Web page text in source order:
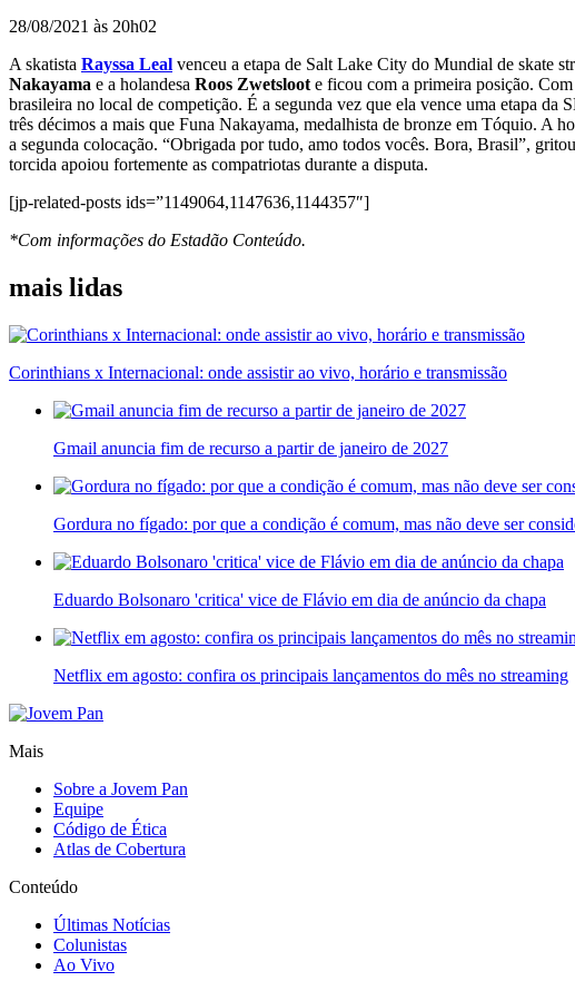
28/08/2021 às 20h02
A skatista Rayssa Leal venceu a etapa de Salt Lake City do Mundial de skate
Nakayama e a holandesa Roos Zwetsloot e ficou com a primeira posição.
brasileira no local de competição. É a segunda vez que ela vence uma etapa da
três décimos a mais que Funa Nakayama, medalhista de bronze em Tóquio. A
a segunda colocação. “Obrigada por tudo, amo todos vocês. Bora, Brasil”,
torcida apoiou fortemente as compatriotas durante a disputa.
[jp-related-posts ids=”1149064,1147636,1144357″]
*Com informações do Estadão Conteúdo.
mais lidas
Corinthians x Internacional: onde assistir ao vivo, horário e transmissão
Gmail anuncia fim de recurso a partir de janeiro de 2027
Gordura no fígado: por que a condição é comum, mas não deve ser
Eduardo Bolsonaro 'critica' vice de Flávio em dia de anúncio da chapa
Netflix em agosto: confira os principais lançamentos do mês no streaming
Mais
Sobre a Jovem Pan
Equipe
Código de Ética
Atlas de Cobertura
Conteúdo
Últimas Notícias
Colunistas
Ao Vivo